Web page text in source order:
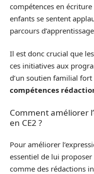
compétences en
enfants se sentent
parcours
Il est donc crucial que
ces initiatives aux
d’un soutien familial
compétences
Comment améliorer
en CE2 ?
Pour améliorer
essentiel de lui proposer
comme des rédactions